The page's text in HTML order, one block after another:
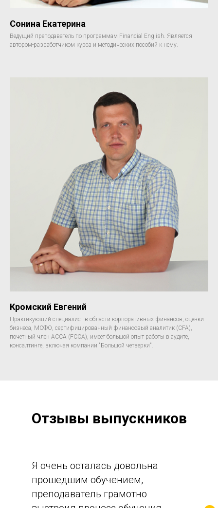
Сонина Екатерина
Ведущий преподаватель по программам Financial English. Является
автором-разработчиком курса и методических пособий к нему.
Кромский Евгений
Практикующий специалист в области корпоративных финансов, оценки
бизнеса, МСФО, сертифицированный финансовый аналитик (CFA),
почетный член АССА (FCCA), имеет большой опыт работы в аудите,
консалтинге, включая компании "Большой четверки".
Отзывы выпускников
Я очень осталась довольна
прошедшим обучением,
преподаватель грамотно